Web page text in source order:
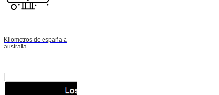
Kilometros de españa a
australia